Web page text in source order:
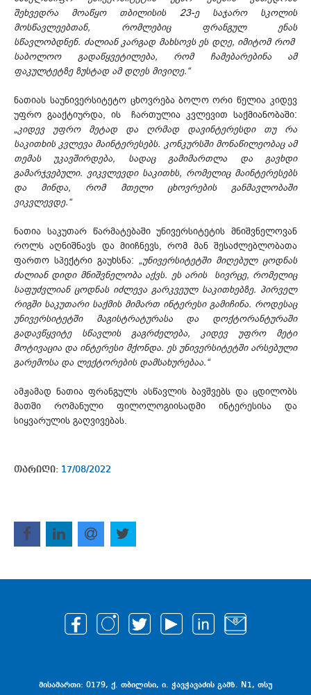
შეხვედრა მოაწყო თბილისის 23-ე საჯარო სკოლის
მოსწავლეებთან, რომლებიც ფრანგულ ენას
სწავლობდნენ. ძალიან კარგად მახსოვს ეს დღე, იმიტომ რომ
საბოლოო გადაწყვეტილება, რომ ჩამებარებინა ამ
ფაკულტეტზე ზუსტად ამ დღეს მივიღე.“
ნათიას საუნივერსიტეტო ცხოვრება ბოლო ორი წელია კიდევ
უფრო გააქტიურდა, ის ჩართულია კვლევით საქმიანობაში:
„კიდევ უფრო მეტად და ღრმად დავინტერესდი თუ რა
საკითხის კვლევა მაინტერესებს. კონკურსში მონაწილეობაც ამ
თემას უკავშირდება, სადაც გამიმართლა და გავხდი
გამარჯვებული. ვიკვლევდი საკითხს, რომელიც მაინტერესებს
და მინდა, რომ მთელი ცხოვრების განმავლობაში
ვიკვლევდე.“
ნათია საკუთარ წარმატებაში უნივერსიტეტის მნიშვნელოვან
როლს აღნიშნავს და მიიჩნევს, რომ მან შესაძლებლობათა
ფართო სპექტრი გაუხსნა: „უნივერსიტეტში მიღებულ ცოდნას
ძალიან დიდი მნიშვნელობა აქვს. ეს არის სივრცე, რომელიც
საფუძვლიან ცოდნას იძლევა გარკვეულ საკითხებზე. პირველ
რიგში საკუთარი საქმის მიმართ ინტერესი გამიჩინა. როდესაც
უნივერსიტეტში მაგისტრატურასა და დოქტორანტურაში
გადავწყვიტე სწავლის გაგრძელება, კიდევ უფრო მეტი
მოტივაცია და ინტერესი მქონდა. ეს უნივერსიტეტში არსებული
გარემოსა და ლექტორების დამსახურებაა.“
ამჟამად ნათია ფრანგულს ასწავლის ბავშვებს და ცდილობს
მათში რომანული ფილოლოგიისადმი ინტერესისა და
სიყვარულის გაღვივებას.
თარიღი: 17/08/2022
მისამართი: 0179, ქ. თბილისი, ი. ჭავჭავაძის გამზ. N1, თსუ